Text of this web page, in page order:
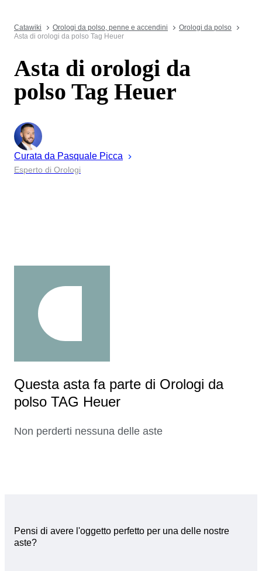
Catawiki Orologi da polso, penne e accendini
Orologi da polso
Asta di orologi da polso Tag Heuer
Asta di orologi da
polso Tag Heuer
Curata da Pasquale Picca
Esperto di Orologi
Questa asta fa parte di Orologi da
polso TAG Heuer
Non perderti nessuna delle aste
Pensi di avere l'oggetto perfetto per una delle nostre
aste?